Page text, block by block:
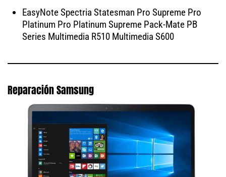
EasyNote Spectria Statesman Pro Supreme Pro
Platinum Pro Platinum Supreme Pack-Mate PB
Series Multimedia R510 Multimedia S600
Reparación Samsung